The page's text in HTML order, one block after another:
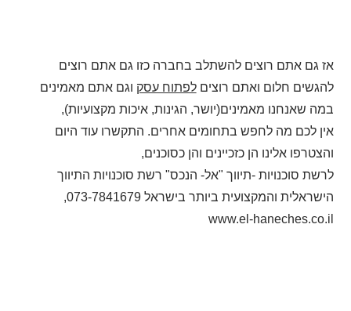
אז גם אתם רוצים להשתלב בחברה כזו גם אתם רוצים
להגשים חלום ואתם רוציםלפתוח עסק וגם אתם מאמינים
במה שאנחנו מאמינים(יושר, הגינות, איכות מקצועיות),
אין לכם מה לחפש בתחומים אחרים. התקשרו עוד היום
והצטרפו אלינו הן כזכיינים והן כסוכנים,
לרשת סוכנויות -תיווך "אל- הנכס" רשת סוכנויות התיווך
הישראלית והמקצועית ביותר בישראל 073-7841679,
www.el-haneches.co.il